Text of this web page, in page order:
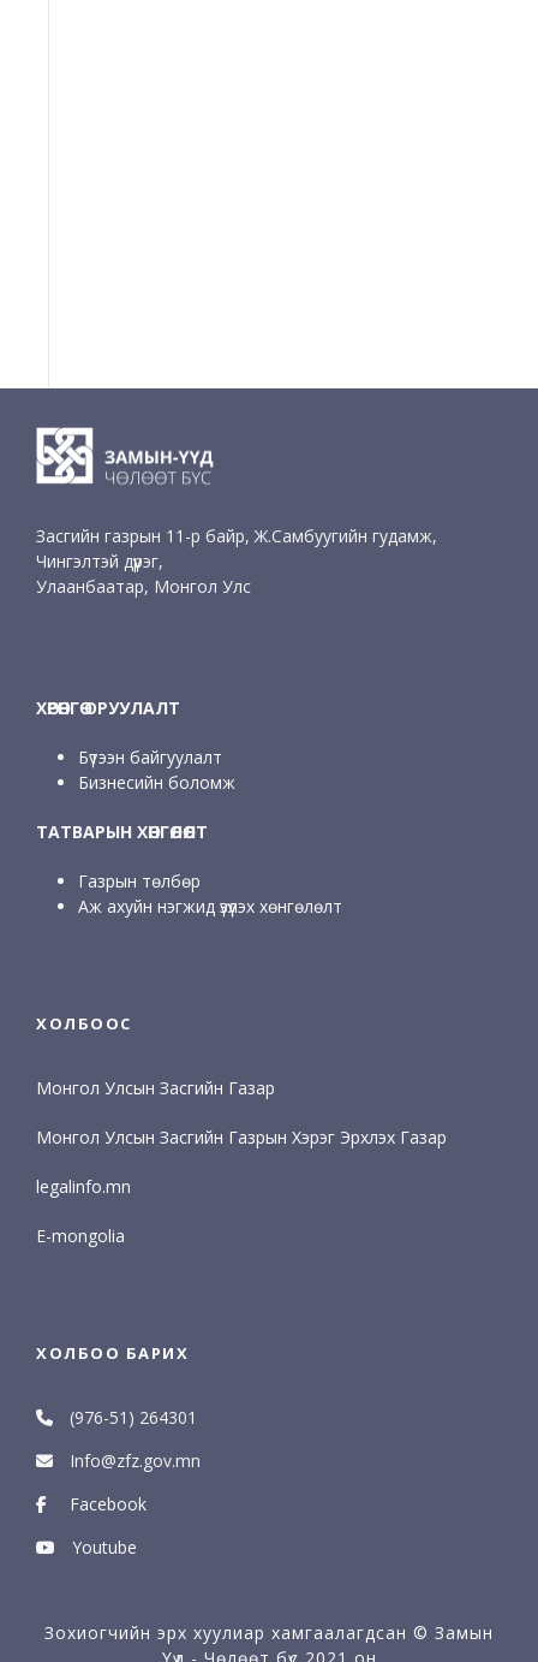
Засгийн газрын 11-р байр, Ж.Самбуугийн гудамж,
Чингэлтэй дүүрэг,
Улаанбаатар, Монгол Улс
ХӨРӨНГӨ ОРУУЛАЛТ
Бүтээн байгуулалт
Бизнесийн боломж
ТАТВАРЫН ХӨНГӨЛӨЛТ
Газрын төлбөр
Аж ахуйн нэгжид үзүүлэх хөнгөлөлт
ХОЛБООС
Монгол Улсын Засгийн Газар
Монгол Улсын Засгийн Газрын Хэрэг Эрхлэх Газар
legalinfo.mn
E-mongolia
ХОЛБОО БАРИХ
(976-51) 264301
Info@zfz.gov.mn
Facebook
Youtube
Зохиогчийн эрх хуулиар хамгаалагдсан © Замын